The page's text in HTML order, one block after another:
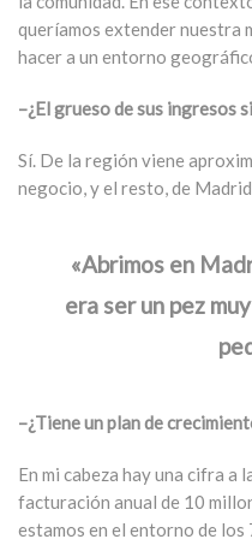
queríamos extender nuestra
hacer a un entorno
–¿El grueso de sus ingresos
Sí. De la región viene
negocio, y el resto, de
«Abrimos en
era ser un pez
–¿Tiene un plan de
En mi cabeza hay una cifra a
facturación anual de 10
estamos en el entorno de